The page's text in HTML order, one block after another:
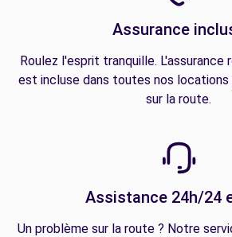
Assurance
Roulez l'esprit tranquille. L'assurance
est incluse dans toutes nos
sur la route.
Assistance 24h/24
Un problème sur la route ? Notre